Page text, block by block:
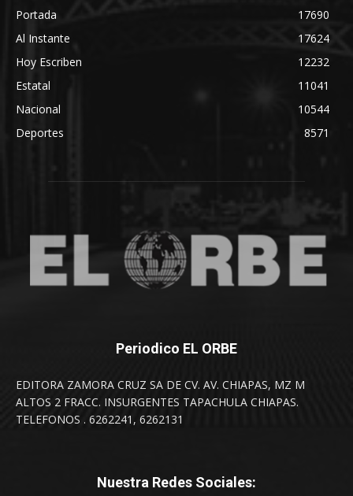
Portada
17690
Al Instante
17624
Hoy Escriben
12232
Estatal
11041
Nacional
10544
Deportes
8571
Periodico EL ORBE
EDITORA ZAMORA CRUZ SA DE CV. AV. CHIAPAS, MZ M
ALTOS 2 FRACC. INSURGENTES TAPACHULA CHIAPAS.
TELEFONOS . 6262241, 6262131
Nuestra Redes Sociales: